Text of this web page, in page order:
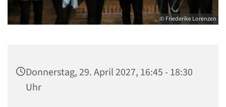
© Friederike Lorenzen
Donnerstag, 29. April 2027, 16:45 - 18:30
Uhr